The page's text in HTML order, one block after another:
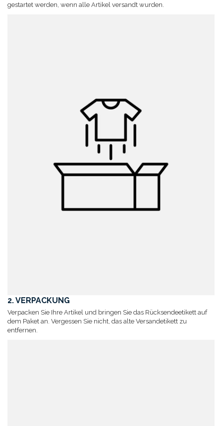
gestartet werden, wenn alle Artikel versandt wurden.
2. VERPACKUNG
Verpacken Sie Ihre Artikel und bringen Sie das Rücksendeetikett auf
dem Paket an. Vergessen Sie nicht, das alte Versandetikett zu
entfernen.